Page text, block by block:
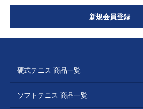
硬式テニス 商品一覧
ソフトテニス 商品一覧